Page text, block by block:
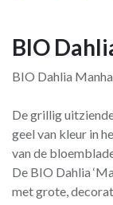
BIO
BIO Dahlia
De grillig
geel van kleur in
van de
De BIO Dahlia
met grote,